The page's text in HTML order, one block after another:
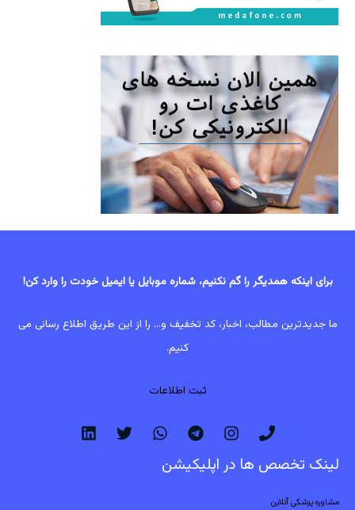
برای اینکه همدیگر را گم نکنیم، شماره موبایل یا ایمیل خودت را وارد کن!
ما جدیدترین مطالب، اخبار، کد تخفیف و... را از این طریق اطلاع رسانی می
کنیم.
ثبت اطلاعات
لینک تخصص ها در اپلیکیشن
مشاوره پزشکی آنلاین